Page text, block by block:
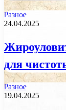
Разное
24.04.2025
для
Разное
19.04.2025